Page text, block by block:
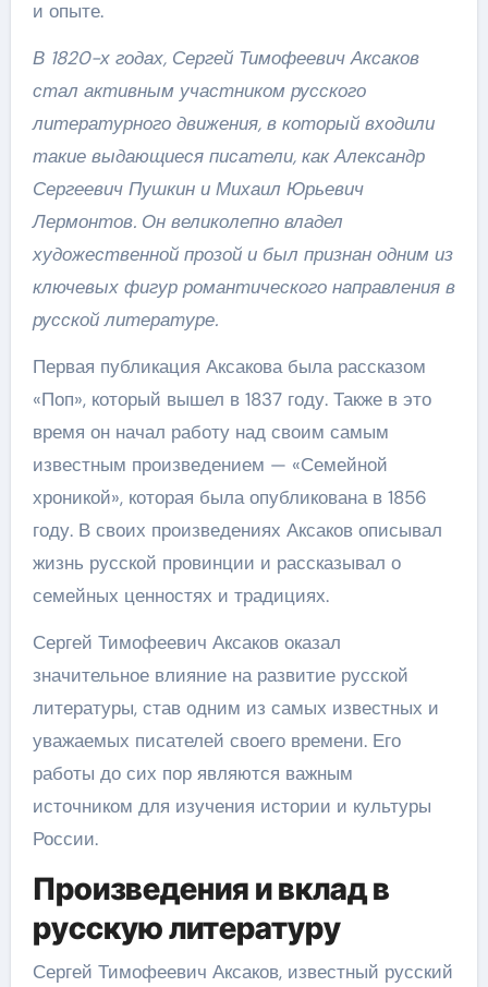
и опыте.
В 1820-х годах, Сергей Тимофеевич Аксаков
стал активным участником русского
литературного движения, в который входили
такие выдающиеся писатели, как Александр
Сергеевич Пушкин и Михаил Юрьевич
Лермонтов. Он великолепно владел
художественной прозой и был признан одним из
ключевых фигур романтического направления в
русской литературе.
Первая публикация Аксакова была рассказом
«Поп», который вышел в 1837 году. Также в это
время он начал работу над своим самым
известным произведением — «Семейной
хроникой», которая была опубликована в 1856
году. В своих произведениях Аксаков описывал
жизнь русской провинции и рассказывал о
семейных ценностях и традициях.
Сергей Тимофеевич Аксаков оказал
значительное влияние на развитие русской
литературы, став одним из самых известных и
уважаемых писателей своего времени. Его
работы до сих пор являются важным
источником для изучения истории и культуры
России.
Произведения и вклад в
русскую литературу
Сергей Тимофеевич Аксаков, известный русский